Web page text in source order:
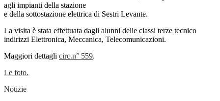
agli impianti della stazione
e della sottostazione elettrica di Sestri Levante.
La visita è stata effettuata dagli alunni delle classi terze tecnico
indirizzi Elettronica, Meccanica, Telecomunicazioni.
Maggiori dettagli circ.n° 559.
Le foto.
Notizie